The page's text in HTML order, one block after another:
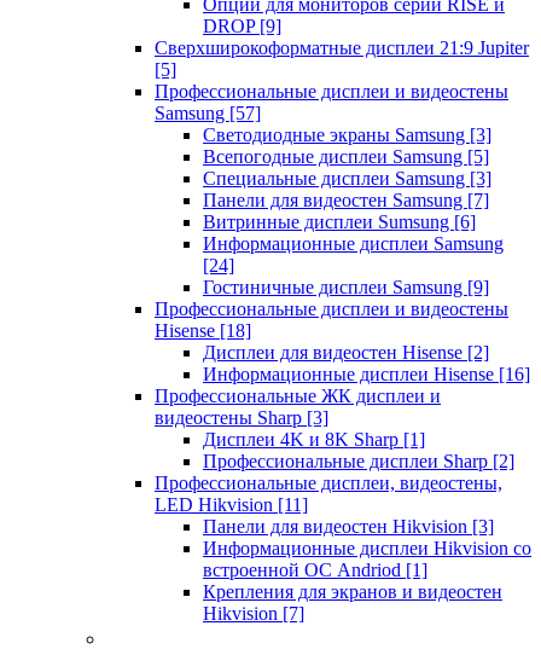
Опции для мониторов серии RISE и
DROP [9]
Сверхширокоформатные дисплеи 21:9 Jupiter
[5]
Профессиональные дисплеи и видеостены
Samsung [57]
Светодиодные экраны Samsung [3]
Всепогодные дисплеи Samsung [5]
Специальные дисплеи Samsung [3]
Панели для видеостен Samsung [7]
Витринные дисплеи Sumsung [6]
Информационные дисплеи Samsung
[24]
Гостиничные дисплеи Samsung [9]
Профессиональные дисплеи и видеостены
Hisense [18]
Дисплеи для видеостен Hisense [2]
Информационные дисплеи Hisense [16]
Профессиональные ЖК дисплеи и
видеостены Sharp [3]
Дисплеи 4K и 8K Sharp [1]
Профессиональные дисплеи Sharp [2]
Профессиональные дисплеи, видеостены,
LED Hikvision [11]
Панели для видеостен Hikvision [3]
Информационные дисплеи Hikvision со
встроенной ОС Andriod [1]
Крепления для экранов и видеостен
Hikvision [7]